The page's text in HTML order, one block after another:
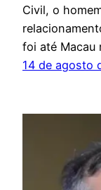
Civil, o
foi até Macau
14 de agosto